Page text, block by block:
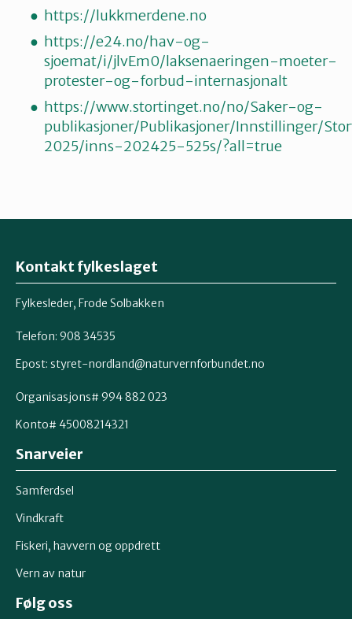
https://lukkmerdene.no
https://e24.no/hav-og-
sjoemat/i/jlvEm0/laksenaeringen-moeter-
protester-og-forbud-internasjonalt
https://www.stortinget.no/no/Saker-og-
publikasjoner/Publikasjoner/Innstillinger/
2025/inns-202425-525s/?all=true
Kontakt fylkeslaget
Fylkesleder, Frode Solbakken
Telefon: 908 34535
Epost: styret-nordland@naturvernforbundet.no
Organisasjons# 994 882 023
Konto# 45008214321
Snarveier
Samferdsel
Vindkraft
Fiskeri, havvern og oppdrett
Vern av natur
Følg oss